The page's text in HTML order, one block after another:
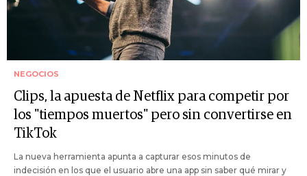
NEGOCIOS
Clips, la apuesta de Netflix para competir por
los "tiempos muertos" pero sin convertirse en
TikTok
La nueva herramienta apunta a capturar esos minutos de
indecisión en los que el usuario abre una app sin saber qué mirar y